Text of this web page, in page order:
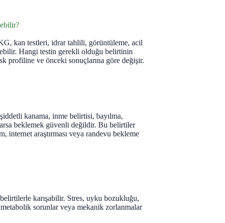
kan testleri, idrar tahlili, görüntüleme, acil
Hangi testin gerekli olduğu belirtinin
profiline ve önceki sonuçlarına göre değişir.
kanama, inme belirtisi, bayılma,
beklemek güvenli değildir. Bu belirtiler
internet araştırması veya randevu bekleme
karışabilir. Stres, uyku bozukluğu,
sorunlar veya mekanik zorlanmalar